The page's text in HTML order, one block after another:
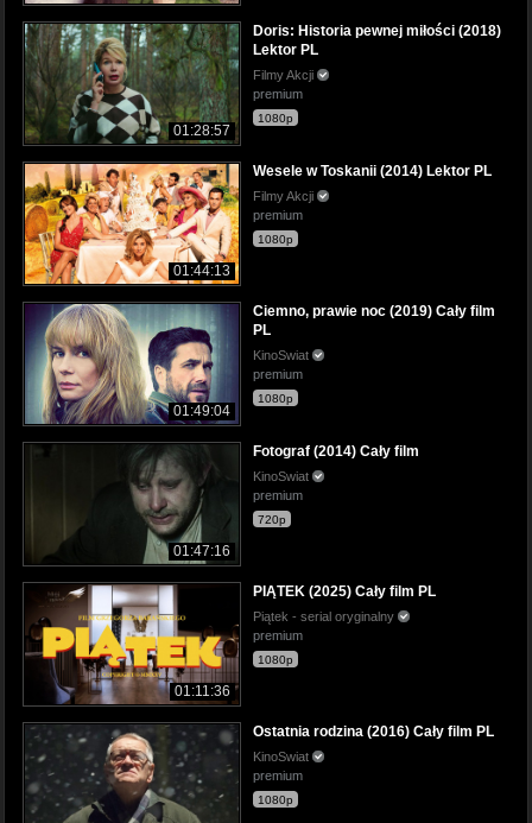
01:28:57
Doris: Historia pewnej miłości (2018)
Lektor PL
Filmy Akcji
premium
1080p
01:44:13
Wesele w Toskanii (2014) Lektor PL
Filmy Akcji
premium
1080p
01:49:04
Ciemno, prawie noc (2019) Cały film
PL
KinoSwiat
premium
1080p
01:47:16
Fotograf (2014) Cały film
KinoSwiat
premium
720p
01:11:36
PIĄTEK (2025) Cały film PL
Piątek - serial oryginalny
premium
1080p
Ostatnia rodzina (2016) Cały film PL
KinoSwiat
premium
1080p